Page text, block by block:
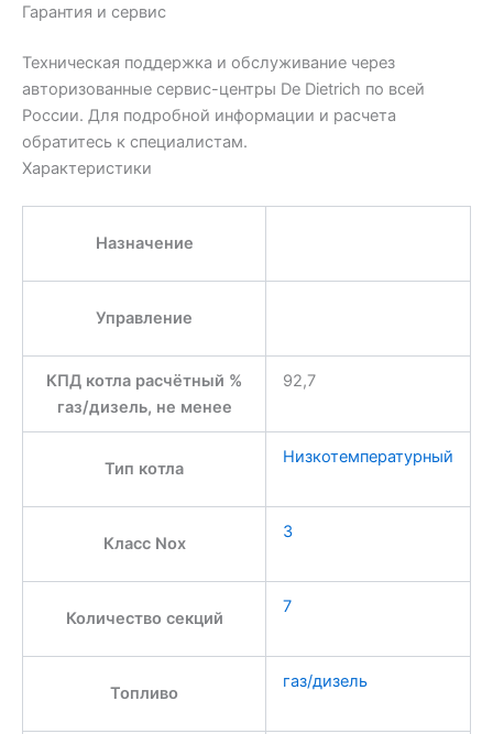
Гарантия и сервис
Техническая поддержка и обслуживание через
авторизованные сервис-центры De Dietrich по всей
России. Для подробной информации и расчета
обратитесь к специалистам.
Характеристики
Назначение
Управление
КПД котла расчётный %
газ/дизель, не менее
92,7
Тип котла
Низкотемпературный
Класс Nox
3
Количество секций
7
Топливо
газ/дизель